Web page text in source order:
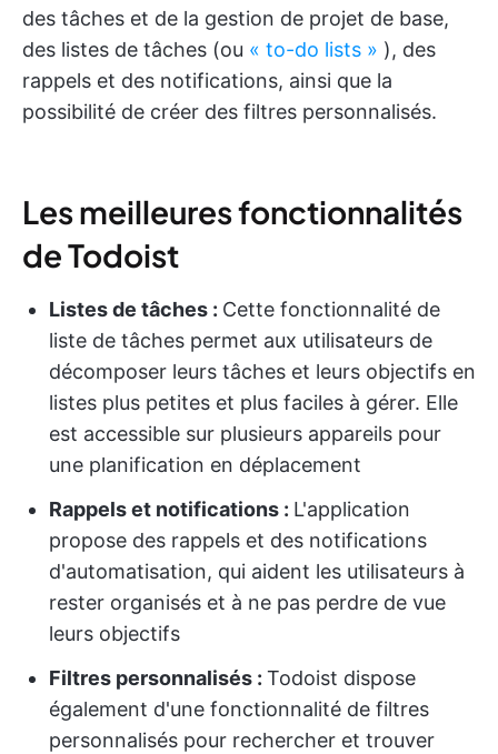
des tâches et de la gestion de projet de base,
des listes de tâches (ou « to-do lists » ), des
rappels et des notifications, ainsi que la
possibilité de créer des filtres personnalisés.
Les meilleures fonctionnalités
de Todoist
Listes de tâches : Cette fonctionnalité de
liste de tâches permet aux utilisateurs de
décomposer leurs tâches et leurs objectifs en
listes plus petites et plus faciles à gérer. Elle
est accessible sur plusieurs appareils pour
une planification en déplacement
Rappels et notifications : L'application
propose des rappels et des notifications
d'automatisation, qui aident les utilisateurs à
rester organisés et à ne pas perdre de vue
leurs objectifs
Filtres personnalisés : Todoist dispose
également d'une fonctionnalité de filtres
personnalisés pour rechercher et trouver